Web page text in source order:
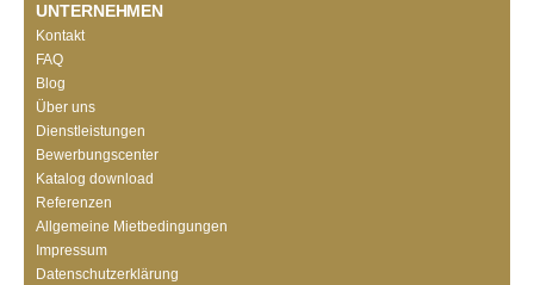
UNTERNEHMEN
Kontakt
FAQ
Blog
Über uns
Dienstleistungen
Bewerbungscenter
Katalog download
Referenzen
Allgemeine Mietbedingungen
Impressum
Datenschutzerklärung